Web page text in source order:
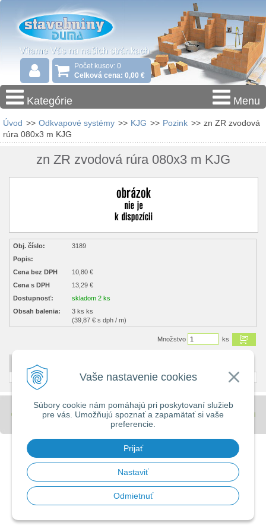
Vaše nastavenie cookies
Súbory cookie nám pomáhajú pri poskytovaní služieb
pre vás. Umožňujú spoznať a zapamätať si vaše
preferencie.
Prijať
Nastaviť
Odmietnuť
Počet kusov: 0
Celková cena: 0,00 €
Kategórie Menu
Úvod >> Odkvapové systémy >> KJG >> Pozink >> zn ZR zvodová
rúra 080x3 m KJG
zn ZR zvodová rúra 080x3 m KJG
Obj. číslo:
3189
Popis:
Cena bez DPH
10,80 €
Cena s DPH
13,29 €
Dostupnosť:
skladom 2 ks
Obsah balenia:
3 ks ks
(39,87 € s dph / m)
Množstvo ks
DETAILNÝ POPIS
© 2026 Stavebniny - DUMA •tvorba eshopu cez UNIobchod,webhostingspoločnosti
WEBYGROUP